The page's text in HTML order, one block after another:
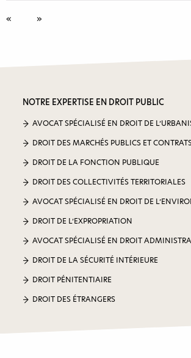
NOTRE EXPERTISE EN DROIT PUBLIC
AVOCAT SPÉCIALISÉ EN DROIT DE
DROIT DES MARCHÉS PUBLICS ET
DROIT DE LA FONCTION PUBLIQUE
DROIT DES COLLECTIVITÉS TERRITORIALES
AVOCAT SPÉCIALISÉ EN DROIT DE
DROIT DE L’EXPROPRIATION
AVOCAT SPÉCIALISÉ EN DROIT
DROIT DE LA SÉCURITÉ INTÉRIEURE
DROIT PÉNITENTIAIRE
DROIT DES ÉTRANGERS